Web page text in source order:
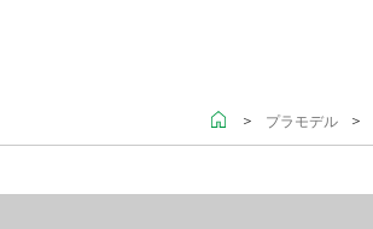
＞ プラモデル ＞